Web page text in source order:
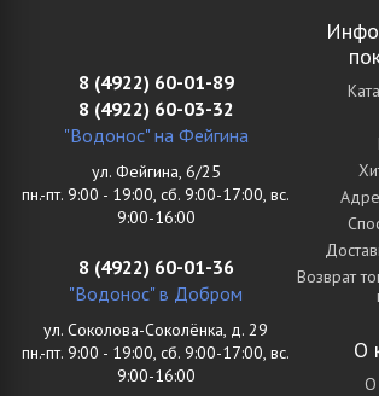
8 (4922) 60-01-89
8 (4922) 60-03-32
"Водонос" на Фейгина
ул. Фейгина, 6/25
пн.-пт. 9:00 - 19:00, сб. 9:00-17:00, вс.
9:00-16:00
8 (4922) 60-01-36
"Водонос" в Добром
ул. Соколова-Соколёнка, д. 29
пн.-пт. 9:00 - 19:00, сб. 9:00-17:00, вс.
9:00-16:00
Возврат
О
О